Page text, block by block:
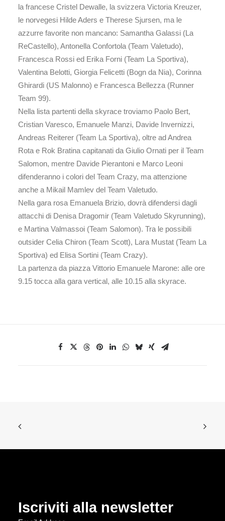
la francese Cristel Dewalle, la svizzera Victoria Kreuzer,
le norvegesi Hilde Aders e Therese Sjursen, ma le
azzurre favorite non mancano: Samantha Galassi (La
ReCastello), Antonella Confortola (Team Valetudo),
Francesca Rossi ed Erika Forni (Team La Sportiva),
Valentina Belotti, Giorgia Felicetti (Bogn da Nia), Corinna
Ghirardi (US Malonno) e Francesca Bellezza (Runner
Team 99).
Nella lista partenti della skyrace troviamo Paolo Bert,
Cristian Varesco, Emanuele Manzi, Davide Invernizzi,
Andreas Reiterer (Team La Sportiva), oltre ad Andrea
Rota e Rok Bratina capitanati da Giulio Ornati per il Team
Salomon, mentre Davide Pierantoni e Marco Leoni
difenderanno i colori del Team Crazy, ma attenzione
anche a Mikail Mamlev del Team Valetudo.
Nella gara rosa Emanuela Brizio, dovrà difendersi dagli
attacchi di Denisa Dragomir (Team Valetudo Skyrunning),
e Martina Valmassoi (Team Salomon). Tra le possibili
outsider Celia Chiron (Team Scott), Lara Mustat (Team La
Sportiva) ed Elisa Sortini (Team Crazy).
La partenza da piazza Vittorio Emanuele Marone: alle ore
9.15 tocca alla gara vertical, alle 10.15 alla skyrace.
Iscriviti alla newsletter